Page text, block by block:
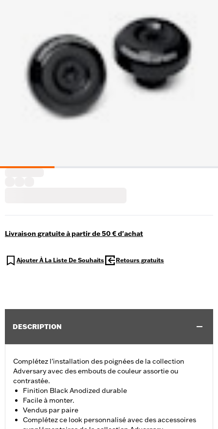
Livraison gratuite à partir de 50 € d'achat
Ajouter À La Liste De Souhaits Retours gratuits
DESCRIPTION
Complétez l'installation des poignées de la collection
Adversary avec des embouts de couleur assortie ou
contrastée.
Finition Black Anodized durable
Facile à monter.
Vendus par paire
Complétez ce look personnalisé avec des accessoires